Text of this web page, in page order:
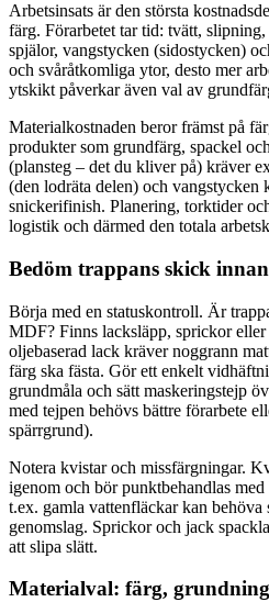
Arbetsinsats är den största
färg. Förarbetet tar tid: tvätt,
spjälor, vangstycken (sidostycken)
och svåråtkomliga ytor, desto mer
ytskikt påverkar även val av
Materialkostnaden beror främst på
produkter som grundfärg, spackel
(plansteg – det du kliver på) kräver
(den lodräta delen) och vangstycken
snickerifinish. Planering, torktider
logistik och därmed den totala
Bedöm trappans skick
Börja med en statuskontroll. Är
MDF? Finns lacksläpp, sprickor
oljebaserad lack kräver noggrann
färg ska fästa. Gör ett enkelt
grundmåla och sätt maskeringstejp
med tejpen behövs bättre förarbete
spärrgrund).
Notera kvistar och missfärgningar.
igenom och bör punktbehandlas
t.ex. gamla vattenfläckar kan behöva
genomslag. Sprickor och jack
att slipa slätt.
Materialval: färg,